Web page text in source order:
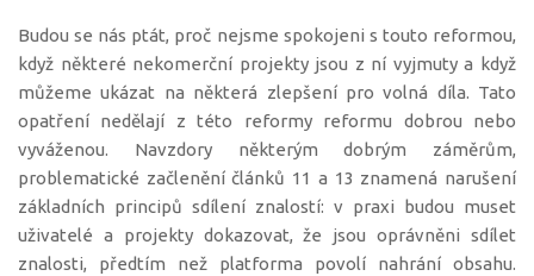
Budou se nás ptát, proč nejsme spokojeni s touto reformou,
když některé nekomerční projekty jsou z ní vyjmuty a když
můžeme ukázat na některá zlepšení pro volná díla. Tato
opatření nedělají z této reformy reformu dobrou nebo
vyváženou. Navzdory některým dobrým záměrům,
problematické začlenění článků 11 a 13 znamená narušení
základních principů sdílení znalostí: v praxi budou muset
uživatelé a projekty dokazovat, že jsou oprávněni sdílet
znalosti, předtím než platforma povolí nahrání obsahu.